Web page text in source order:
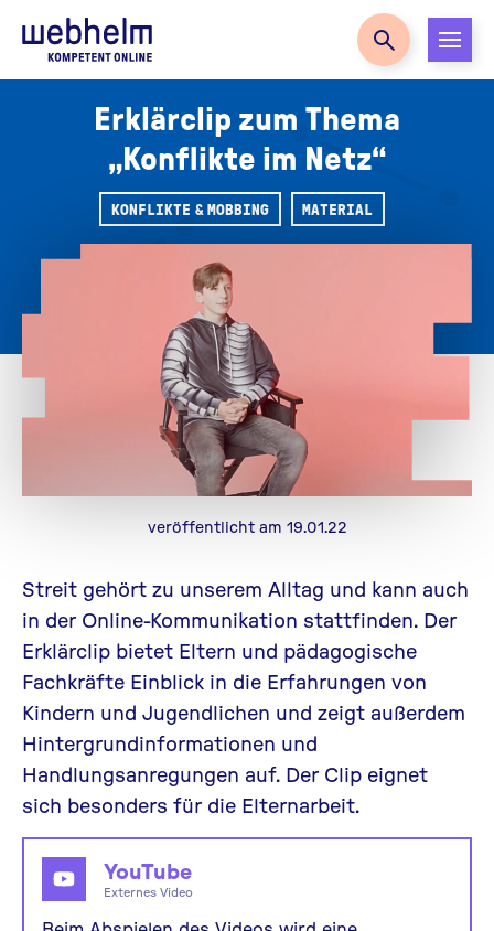
Zur Startseite
Erklärclip zum Thema
„Konflikte im Netz“
KONFLIKTE & MOBBING MATERIAL
veröffentlicht am 19.01.22
Streit gehört zu unserem Alltag und kann auch
in der Online-Kommunikation stattfinden. Der
Erklärclip bietet Eltern und pädagogische
Fachkräfte Einblick in die Erfahrungen von
Kindern und Jugendlichen und zeigt außerdem
Hintergrundinformationen und
Handlungsanregungen auf. Der Clip eignet
sich besonders für die Elternarbeit.
YouTube
Externes Video